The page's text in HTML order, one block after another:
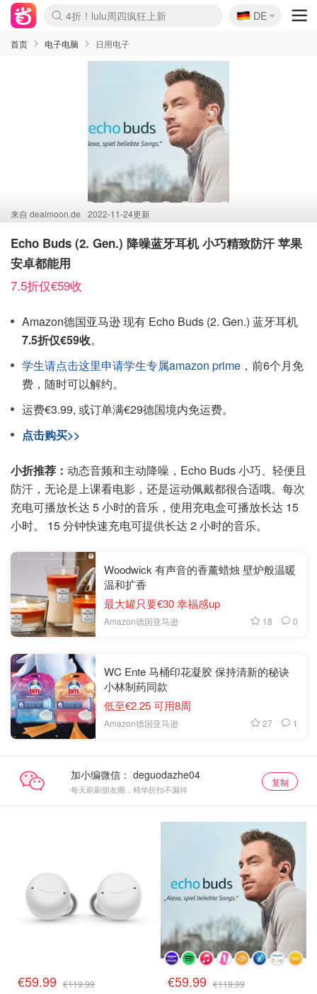
Boticinal 夏促开抢！
4折！lulu周四疯狂上新
还没结束！&OtherStories大促
Joybuy变相75折 随时失效
速领！Stanley独家85折
疑似霸哥！Camper额外叠85折
Zalando 奥莱闪促！每日更新
Moncler反季囤！5折起+叠9折
Coach Brooklyn仅€192
🇩🇪
DE
首页 电子电脑 日用电子
来自 dealmoon.de 2022-11-24更新
Echo Buds (2. Gen.) 降噪蓝牙耳机 小巧精致防汗 苹果
安卓都能用
7.5折仅€59收
Amazon德国亚马逊 现有 Echo Buds (2. Gen.) 蓝牙耳机
7.5折仅€59收。
学生请点击这里申请学生专属amazon prime ，前6个月免
费，随时可以解约。
运费€3.99, 或订单满€29德国境内免运费。
点击购买>>
小折推荐： 动态音频和主动降噪，Echo Buds 小巧、轻便且
防汗，无论是上课看电影，还是运动佩戴都很合适哦。每次
充电可播放长达 5 小时的音乐，使用充电盒可播放长达 15
小时。 15 分钟快速充电可提供长达 2 小时的音乐。
Woodwick 有声音的香薰蜡烛 壁炉般温暖
温和扩香
最大罐只要€30 幸福感up
Amazon德国亚马逊 18 0
WC Ente 马桶印花凝胶 保持清新的秘诀
小林制药同款
低至€2.25 可用8周
Amazon德国亚马逊 27 1
加小编微信：
每天刷刷朋友圈，精华折扣不漏掉
复制
€59.99 €119.99 €59.99 €119.99